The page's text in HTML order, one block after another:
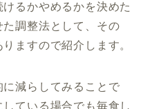
けるかやめるかを決めた
た調整法として、その
ますので紹介します。
減らしてみることで
ている場合でも毎食し